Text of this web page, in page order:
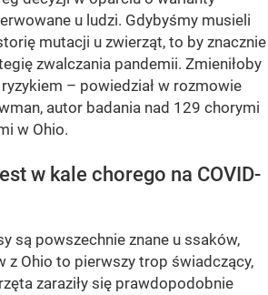
u ludzi. Gdybyśmy musieli
mutacji u zwierząt, to by znacznie
zwalczania pandemii. Zmieniłoby
ryzykiem – powiedział w rozmowie
autor badania nad 129 chorymi
w Ohio.
w kale chorego na COVID-
są powszechnie znane u ssaków,
z Ohio to pierwszy trop świadczący,
zaraziły się prawdopodobnie